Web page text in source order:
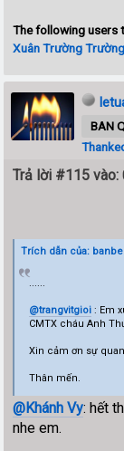
The following
Xuân Trường
BAN
Trả lời #115 vào:
Trích dẫn của:
@trangvitgioi: Em
CMTX cháu Anh
Xin cảm ơn sự
Thân mến.
@Khánh Vy: hết
nhe em.